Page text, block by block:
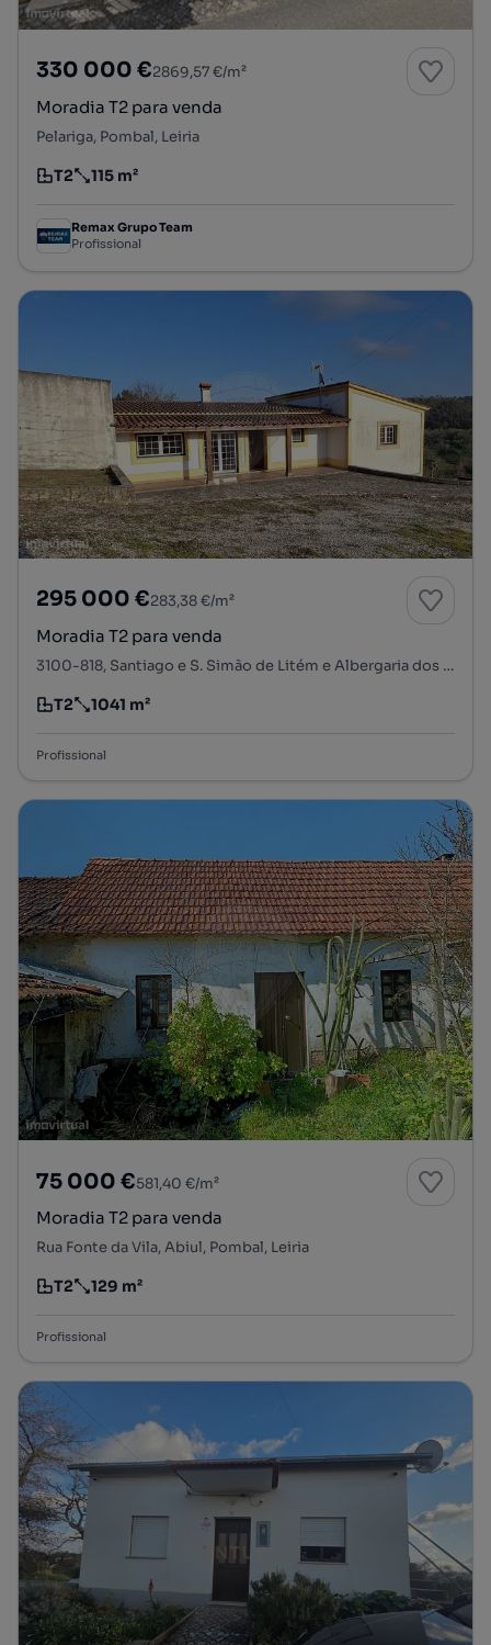
330 000 €2869,57 €/m²
Moradia T2 para venda
Pelariga, Pombal, Leiria
Tipologia
T2
Preço por metro quadrado
115 m²
Remax Grupo Team
Profissional
295 000 €283,38 €/m²
Moradia T2 para venda
3100-818, Santiago e S. Simão de Litém e Albergaria dos Doze, Pombal, Leiria
Tipologia
T2
Preço por metro quadrado
1041 m²
Profissional
75 000 €581,40 €/m²
Moradia T2 para venda
Rua Fonte da Vila, Abiul, Pombal, Leiria
Tipologia
T2
Preço por metro quadrado
129 m²
Profissional